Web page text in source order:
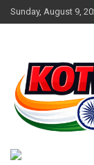
Skip
to
Sunday, August 9,
kotwar.in